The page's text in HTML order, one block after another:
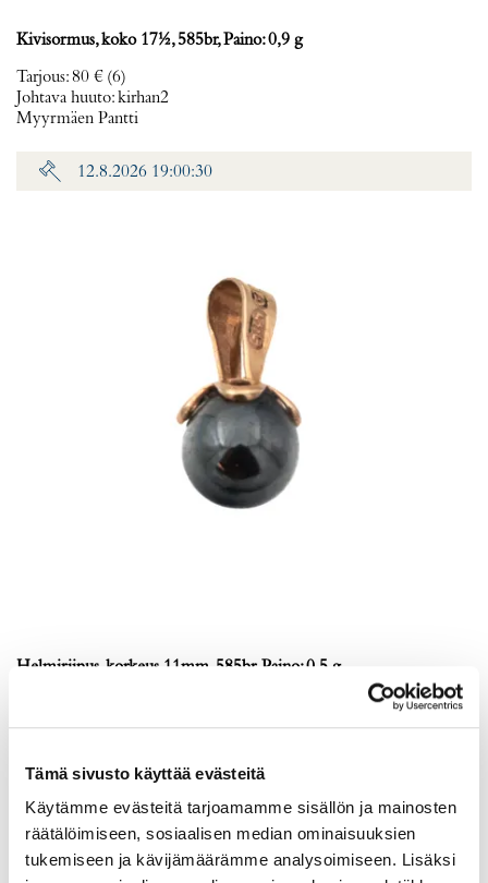
Tämä sivusto käyttää evästeitä
Käytämme evästeitä tarjoamamme sisällön ja mainosten
räätälöimiseen, sosiaalisen median ominaisuuksien
tukemiseen ja kävijämäärämme analysoimiseen. Lisäksi
Kivisormus, koko 17½, 585br, Paino: 0,9 g
Tarjous:80 € (6)
Johtava huuto:kirhan2
Myyrmäen Pantti
12.8.2026 19:00:30
Helmiriipus, korkeus 11mm, 585br, Paino: 0,5 g
Johtava huuto:-
12.8.2026 19:33:30